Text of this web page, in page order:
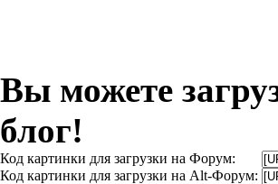
Вы можете
блог!
Код картинки для загрузки на Форум:
Код картинки для загрузки на Alt-Форум: